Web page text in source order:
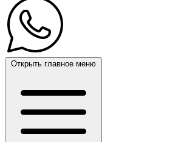
Открыть главное меню